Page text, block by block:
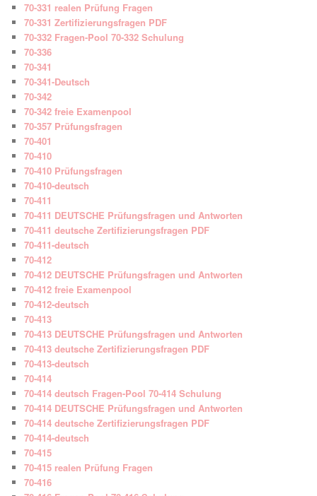
70-331 realen Prüfung Fragen
70-331 Zertifizierungsfragen PDF
70-332 Fragen-Pool 70-332 Schulung
70-336
70-341
70-341-Deutsch
70-342
70-342 freie Examenpool
70-357 Prüfungsfragen
70-401
70-410
70-410 Prüfungsfragen
70-410-deutsch
70-411
70-411 DEUTSCHE Prüfungsfragen und Antworten
70-411 deutsche Zertifizierungsfragen PDF
70-411-deutsch
70-412
70-412 DEUTSCHE Prüfungsfragen und Antworten
70-412 freie Examenpool
70-412-deutsch
70-413
70-413 DEUTSCHE Prüfungsfragen und Antworten
70-413 deutsche Zertifizierungsfragen PDF
70-413-deutsch
70-414
70-414 deutsch Fragen-Pool 70-414 Schulung
70-414 DEUTSCHE Prüfungsfragen und Antworten
70-414 deutsche Zertifizierungsfragen PDF
70-414-deutsch
70-415
70-415 realen Prüfung Fragen
70-416